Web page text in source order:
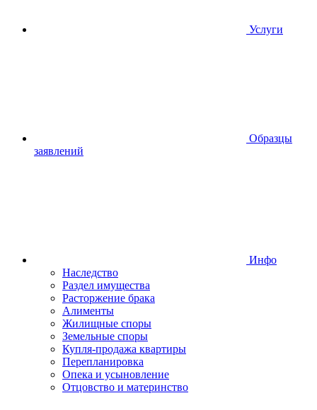
Услуги
Образцы
заявлений
Инфо
Наследство
Раздел имущества
Расторжение брака
Алименты
Жилищные споры
Земельные споры
Купля-продажа квартиры
Перепланировка
Опека и усыновление
Отцовство и материнство